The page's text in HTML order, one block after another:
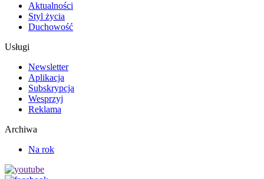
Aktualności
Styl życia
Duchowość
Usługi
Newsletter
Aplikacja
Subskrypcja
Wesprzyj
Reklama
Archiwa
Na rok